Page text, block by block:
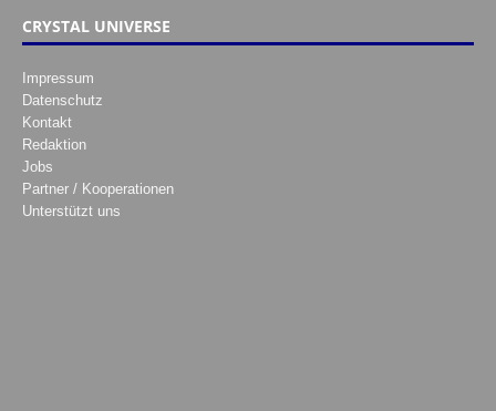
CRYSTAL UNIVERSE
Impressum
Datenschutz
Kontakt
Redaktion
Jobs
Partner / Kooperationen
Unterstützt uns